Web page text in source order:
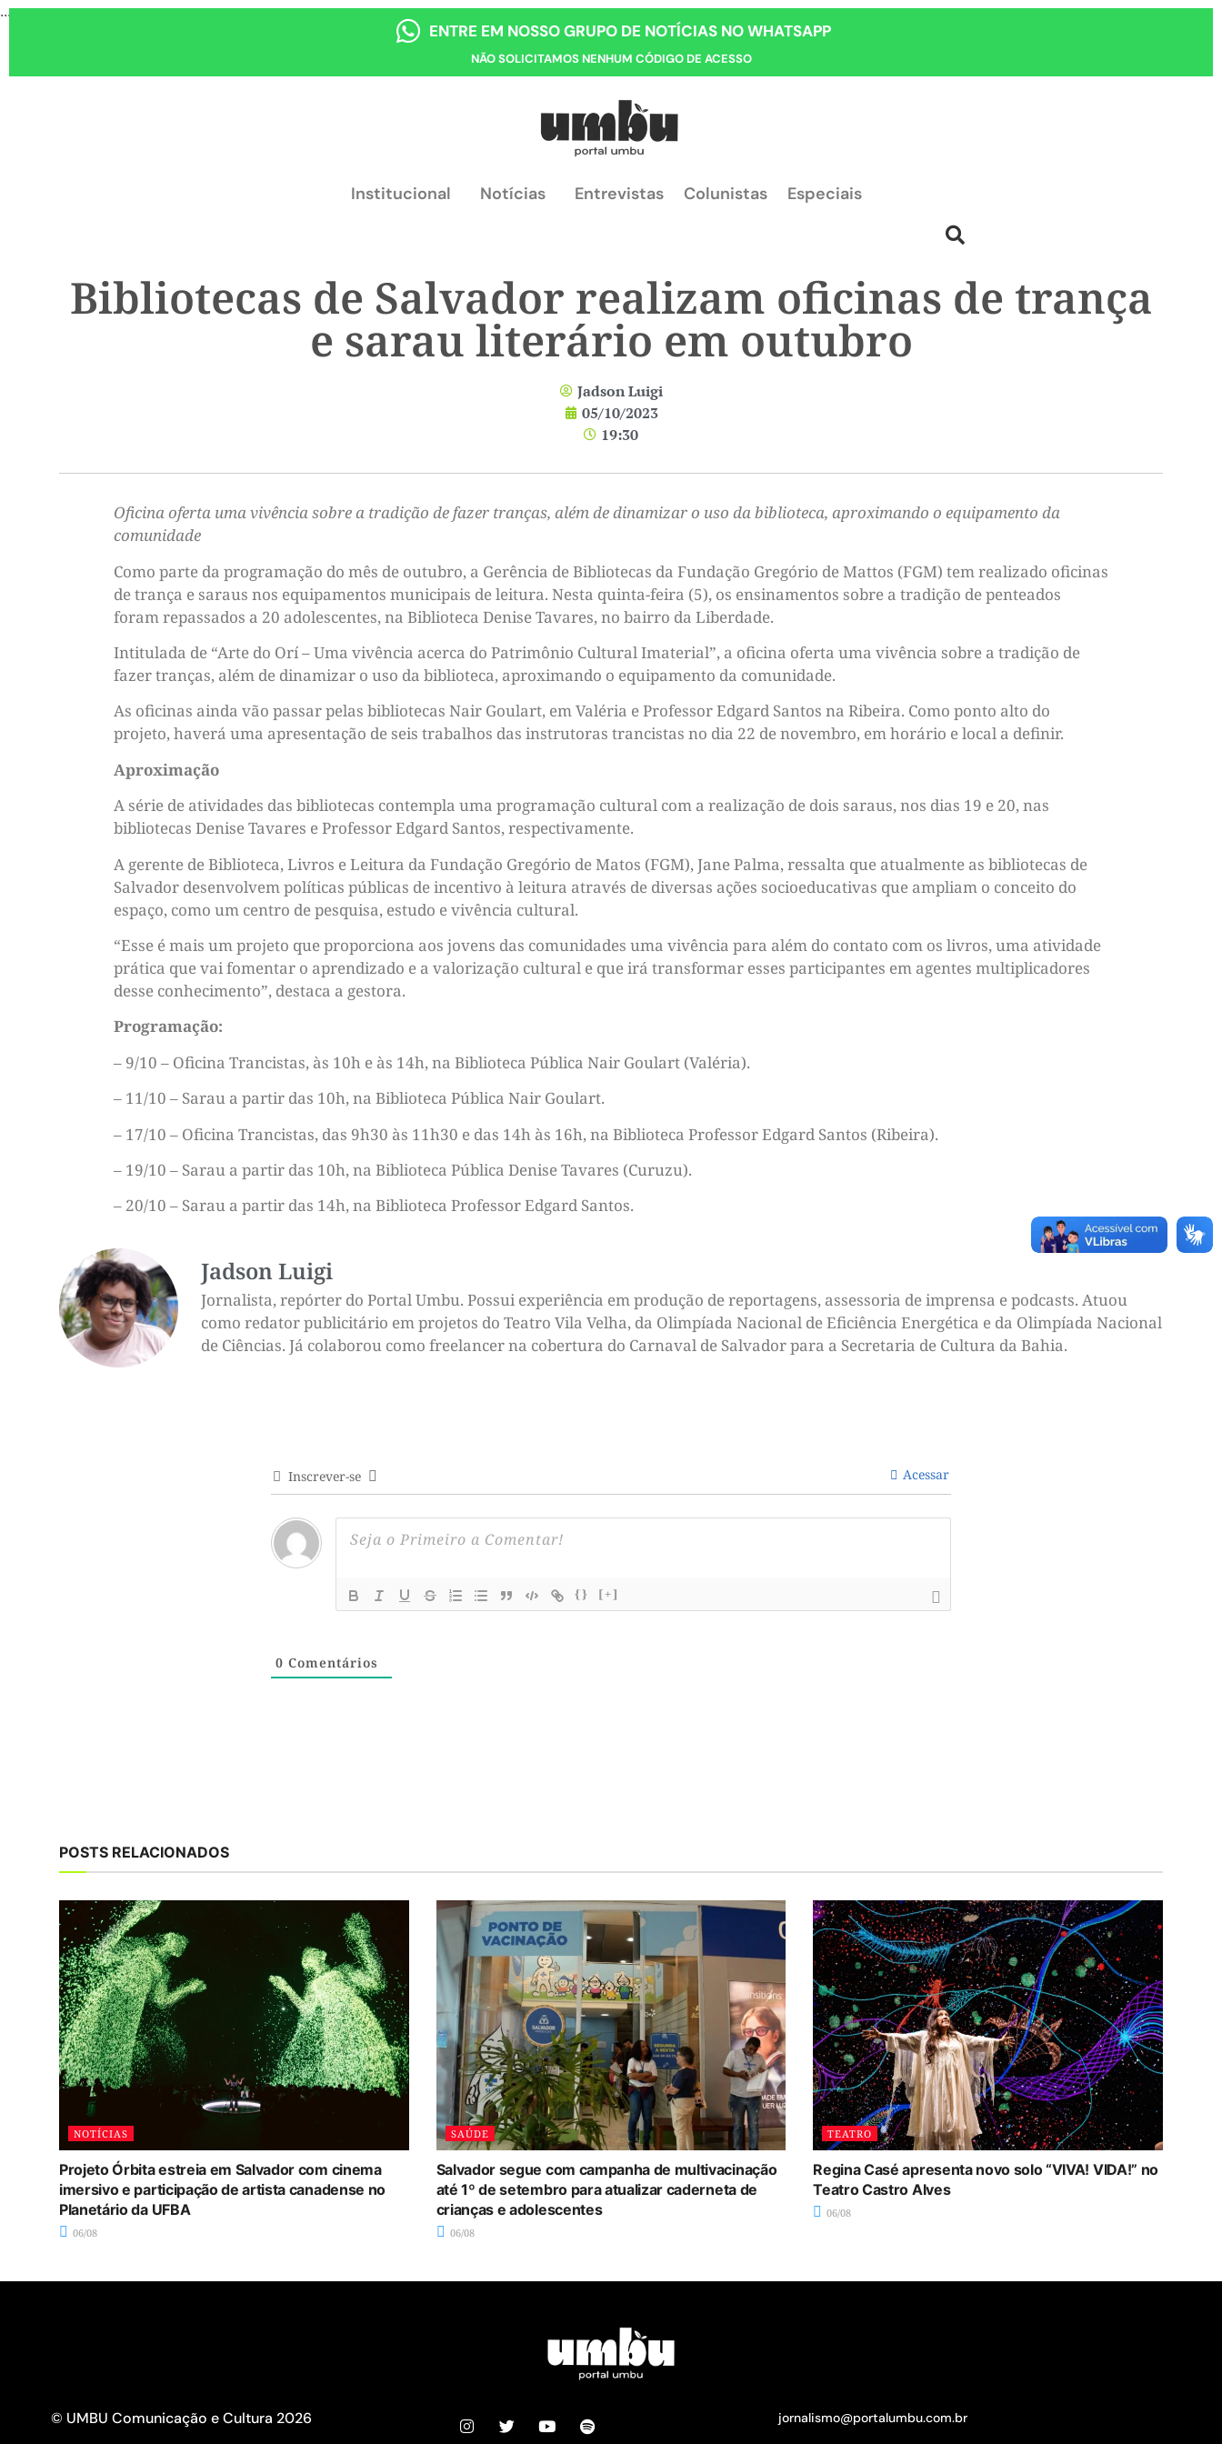
...
ENTRE EM NOSSO GRUPO DE NOTÍCIAS NO WHATSAPP
NÃO SOLICITAMOS NENHUM CÓDIGO DE ACESSO
Institucional Notícias Entrevistas Colunistas Especiais
Bibliotecas de Salvador realizam oficinas de trança
e sarau literário em outubro
Jadson Luigi
05/10/2023
19:30
Oficina oferta uma vivência sobre a tradição de fazer tranças, além de dinamizar o uso da biblioteca, aproximando o equipamento da
comunidade
Como parte da programação do mês de outubro, a Gerência de Bibliotecas da Fundação Gregório de Mattos (FGM) tem realizado oficinas
de trança e saraus nos equipamentos municipais de leitura. Nesta quinta-feira (5), os ensinamentos sobre a tradição de penteados
foram repassados a 20 adolescentes, na Biblioteca Denise Tavares, no bairro da Liberdade.
Intitulada de “Arte do Orí – Uma vivência acerca do Patrimônio Cultural Imaterial”, a oficina oferta uma vivência sobre a tradição de
fazer tranças, além de dinamizar o uso da biblioteca, aproximando o equipamento da comunidade.
As oficinas ainda vão passar pelas bibliotecas Nair Goulart, em Valéria e Professor Edgard Santos na Ribeira. Como ponto alto do
projeto, haverá uma apresentação de seis trabalhos das instrutoras trancistas no dia 22 de novembro, em horário e local a definir.
Aproximação
A série de atividades das bibliotecas contempla uma programação cultural com a realização de dois saraus, nos dias 19 e 20, nas
bibliotecas Denise Tavares e Professor Edgard Santos, respectivamente.
A gerente de Biblioteca, Livros e Leitura da Fundação Gregório de Matos (FGM), Jane Palma, ressalta que atualmente as bibliotecas de
Salvador desenvolvem políticas públicas de incentivo à leitura através de diversas ações socioeducativas que ampliam o conceito do
espaço, como um centro de pesquisa, estudo e vivência cultural.
“Esse é mais um projeto que proporciona aos jovens das comunidades uma vivência para além do contato com os livros, uma atividade
prática que vai fomentar o aprendizado e a valorização cultural e que irá transformar esses participantes em agentes multiplicadores
desse conhecimento”, destaca a gestora.
Programação:
– 9/10 – Oficina Trancistas, às 10h e às 14h, na Biblioteca Pública Nair Goulart (Valéria).
– 11/10 – Sarau a partir das 10h, na Biblioteca Pública Nair Goulart.
– 17/10 – Oficina Trancistas, das 9h30 às 11h30 e das 14h às 16h, na Biblioteca Professor Edgard Santos (Ribeira).
– 19/10 – Sarau a partir das 10h, na Biblioteca Pública Denise Tavares (Curuzu).
– 20/10 – Sarau a partir das 14h, na Biblioteca Professor Edgard Santos.
Jadson Luigi
Jornalista, repórter do Portal Umbu. Possui experiência em produção de reportagens, assessoria de imprensa e podcasts. Atuou
como redator publicitário em projetos do Teatro Vila Velha, da Olimpíada Nacional de Eficiência Energética e da Olimpíada Nacional
de Ciências. Já colaborou como freelancer na cobertura do Carnaval de Salvador para a Secretaria de Cultura da Bahia.
Inscrever-se Acessar
{} [+]
0 Comentários
POSTS RELACIONADOS
NOTÍCIAS
Projeto Órbita estreia em Salvador com cinema
imersivo e participação de artista canadense no
Planetário da UFBA
06/08
SAÚDE
Salvador segue com campanha de multivacinação
até 1º de setembro para atualizar caderneta de
crianças e adolescentes
06/08
TEATRO
Regina Casé apresenta novo solo “VIVA! VIDA!” no
Teatro Castro Alves
06/08
© UMBU Comunicação e Cultura 2026 jornalismo@portalumbu.com.br